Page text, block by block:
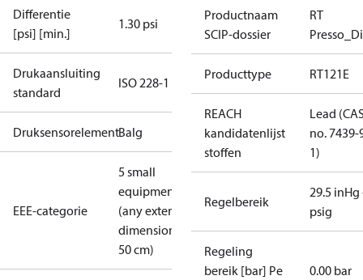
Differentie
[psi] [min.]
1.30 psi
Drukaansluiting
standard
ISO 228-1
DruksensorelementBalg
EEE-categorie
5 small
equipment
(any external
dimension <
50 cm)
Productnaam
SCIP-dossier
RT
Producttype RT121E
REACH
kandidatenlijst
stoffen
Lead
no. 7439-
1)
Regelbereik
29.5 inHg
psig
Regeling
bereik [bar] Pe
0.00 bar